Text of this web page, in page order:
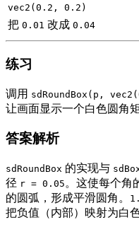
vec2(0.2, 0.2)
把 0.01 改成 0.04
练习
调用 sdRoundBox(p,
让画面显示一个白色圆角矩
答案解析
sdRoundBox 的实现与
径 r = 0.05 。这使每个角
的圆弧，形成平滑圆角。
把负值（内部）映射为白